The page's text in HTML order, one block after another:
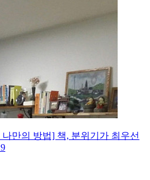
만의 방법] 책, 분위기가 최우선